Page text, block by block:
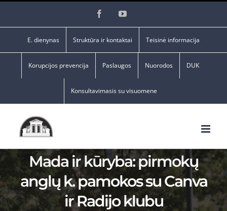
FacebookYouTube
E. dienynas Struktūra ir kontaktai Teisinė informacija
Korupcijos prevencija Paslaugos Nuorodos DUK
Konsultavimasis su visuomene
Mada ir kūryba: pirmokų
anglų k. pamokos su Canva
ir Radijo klubu